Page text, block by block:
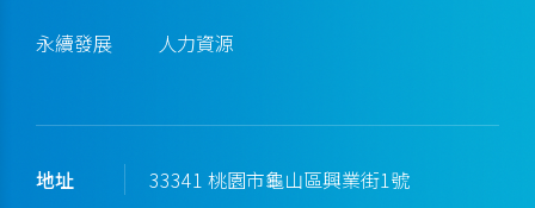
永續發展 人力資源
地址 33341 桃園市龜山區興業街1號